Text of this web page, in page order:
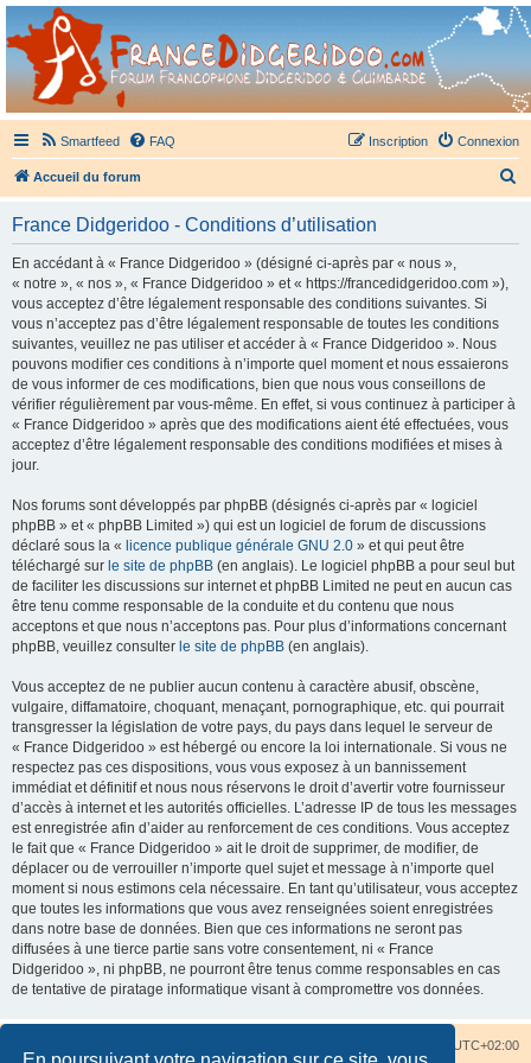
France Didgeridoo
Didgeridoo et Guimbarde sur France Didgeridoo - retrouvez la communauté.
Smartfeed FAQ Connexion
Inscription
Accueil du forum
France Didgeridoo - Conditions d’utilisation
En accédant à « France Didgeridoo » (désigné ci-après par « nous »,
« notre », « nos », « France Didgeridoo » et « https://francedidgeridoo.com »),
vous acceptez d’être légalement responsable des conditions suivantes. Si
vous n’acceptez pas d’être légalement responsable de toutes les conditions
suivantes, veuillez ne pas utiliser et accéder à « France Didgeridoo ». Nous
pouvons modifier ces conditions à n’importe quel moment et nous essaierons
de vous informer de ces modifications, bien que nous vous conseillons de
vérifier régulièrement par vous-même. En effet, si vous continuez à participer à
« France Didgeridoo » après que des modifications aient été effectuées, vous
acceptez d’être légalement responsable des conditions modifiées et mises à
jour.
Nos forums sont développés par phpBB (désignés ci-après par « logiciel
phpBB » et « phpBB Limited ») qui est un logiciel de forum de discussions
déclaré sous la « licence publique générale GNU 2.0 » et qui peut être
téléchargé sur le site de phpBB (en anglais). Le logiciel phpBB a pour seul but
de faciliter les discussions sur internet et phpBB Limited ne peut en aucun cas
être tenu comme responsable de la conduite et du contenu que nous
acceptons et que nous n’acceptons pas. Pour plus d’informations concernant
phpBB, veuillez consulter le site de phpBB (en anglais).
Vous acceptez de ne publier aucun contenu à caractère abusif, obscène,
vulgaire, diffamatoire, choquant, menaçant, pornographique, etc. qui pourrait
transgresser la législation de votre pays, du pays dans lequel le serveur de
« France Didgeridoo » est hébergé ou encore la loi internationale. Si vous ne
respectez pas ces dispositions, vous vous exposez à un bannissement
immédiat et définitif et nous nous réservons le droit d’avertir votre fournisseur
d’accès à internet et les autorités officielles. L’adresse IP de tous les messages
est enregistrée afin d’aider au renforcement de ces conditions. Vous acceptez
le fait que « France Didgeridoo » ait le droit de supprimer, de modifier, de
déplacer ou de verrouiller n’importe quel sujet et message à n’importe quel
moment si nous estimons cela nécessaire. En tant qu’utilisateur, vous acceptez
que toutes les informations que vous avez renseignées soient enregistrées
dans notre base de données. Bien que ces informations ne seront pas
diffusées à une tierce partie sans votre consentement, ni « France
Didgeridoo », ni phpBB, ne pourront être tenus comme responsables en cas
de tentative de piratage informatique visant à compromettre vos données.
UTC+02:00